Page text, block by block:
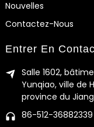
Nouvelles
Contactez-Nous
Entrer En
Salle 1602,
Yunqiao, ville de
province du
86-512-36882339